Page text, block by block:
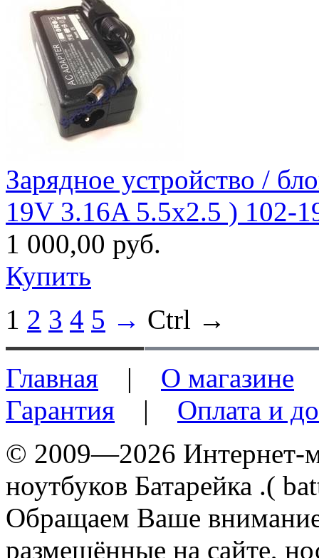
Зарядное уcтройство /
19V 3.16A 5.5x2.5 ) 102-
1 000,00 руб.
Купить
1 2 3 4 5 → Ctrl →
Главная | О магазине
Гарантия | Оплата и
© 2009—2026 Интернет-
ноутбуков Батарейка .(
Обращаем Ваше
размещённые на сайте,